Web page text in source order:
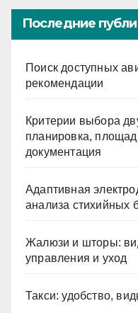
Последние
Поиск доступных
рекомендации
Критерии выбора
планировка,
документация
Адаптивная
анализа стихийных
Жалюзи и шторы:
управления и уход
Такси: удобство,